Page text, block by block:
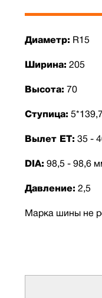
Диаметр: R15
Ширина: 205
Высота: 70
Ступица: 5*139,7
Вылет ET: 35 -
DIA: 98,5 - 98,6
Давление: 2,5
Марка шины не